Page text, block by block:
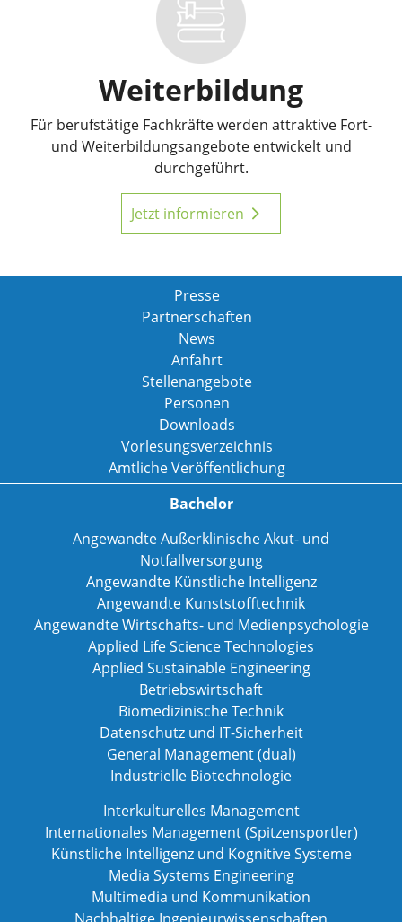
Weiterbildung
Für berufstätige Fachkräfte werden attraktive Fort-
und Weiterbildungsangebote entwickelt und
durchgeführt.
Jetzt informieren
Presse
Partnerschaften
News
Anfahrt
Stellenangebote
Personen
Downloads
Vorlesungsverzeichnis
Amtliche Veröffentlichung
Bachelor
Angewandte Außerklinische Akut- und
Notfallversorgung
Angewandte Künstliche Intelligenz
Angewandte Kunststofftechnik
Angewandte Wirtschafts- und Medienpsychologie
Applied Life Science Technologies
Applied Sustainable Engineering
Betriebswirtschaft
Biomedizinische Technik
Datenschutz und IT-Sicherheit
General Management (dual)
Industrielle Biotechnologie
Interkulturelles Management
Internationales Management (Spitzensportler)
Künstliche Intelligenz und Kognitive Systeme
Media Systems Engineering
Multimedia und Kommunikation